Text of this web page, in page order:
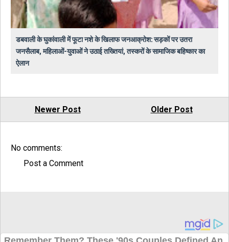
डबवाली के घुकांवाली में फूटा नशे के खिलाफ जनआक्रोश: सड़कों पर उतरा
जनसैलाब, महिलाओं-युवाओं ने उठाई तख्तियां, तस्करों के सामाजिक बहिष्कार का
ऐलान
Newer Post Older Post
No comments:
Post a Comment